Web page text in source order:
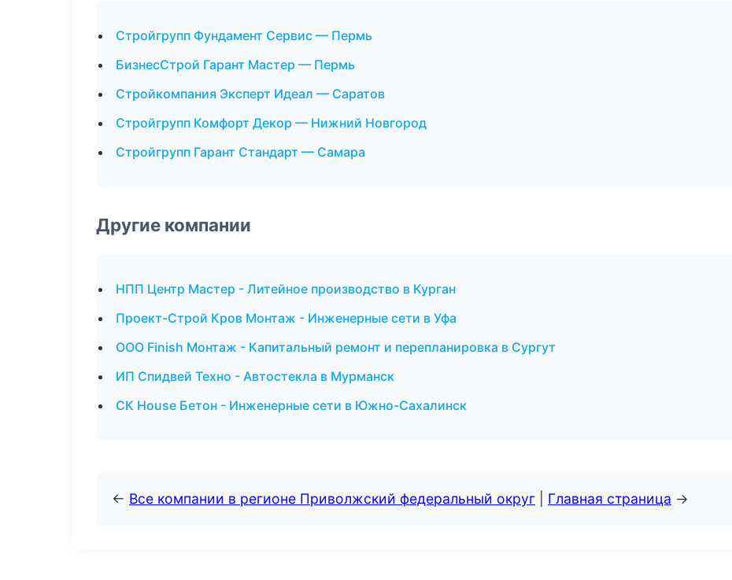
Стройгрупп Фундамент Сервис — Пермь
БизнесСтрой Гарант Мастер — Пермь
Стройкомпания Эксперт Идеал — Саратов
Стройгрупп Комфорт Декор — Нижний Новгород
Стройгрупп Гарант Стандарт — Самара
Другие компании
НПП Центр Мастер - Литейное производство в Курган
Проект-Строй Кров Монтаж - Инженерные сети в Уфа
ООО Finish Монтаж - Капитальный ремонт и перепланировка в Сургут
ИП Спидвей Техно - Автостекла в Мурманск
СК House Бетон - Инженерные сети в Южно-Сахалинск
← Все компании в регионе Приволжский федеральный округ Главная страница →